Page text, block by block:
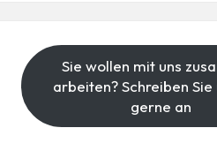
Sie wollen mit uns
arbeiten? Schreiben Sie
gerne an